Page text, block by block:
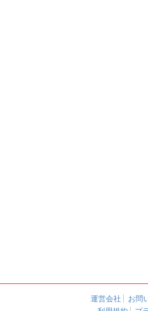
運営会社 お問